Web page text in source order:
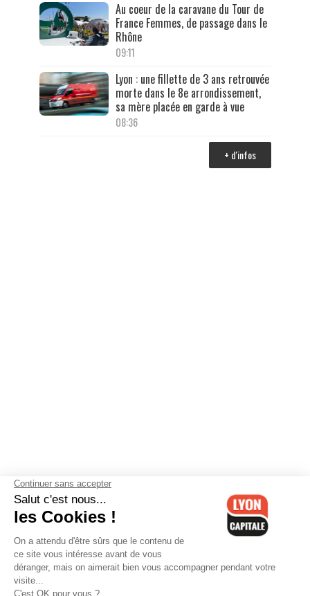
Au coeur de la caravane du Tour de
France Femmes, de passage dans le
Rhône
09:11
Lyon : une fillette de 3 ans retrouvée
morte dans le 8e arrondissement,
sa mère placée en garde à vue
08:36
+ d'infos